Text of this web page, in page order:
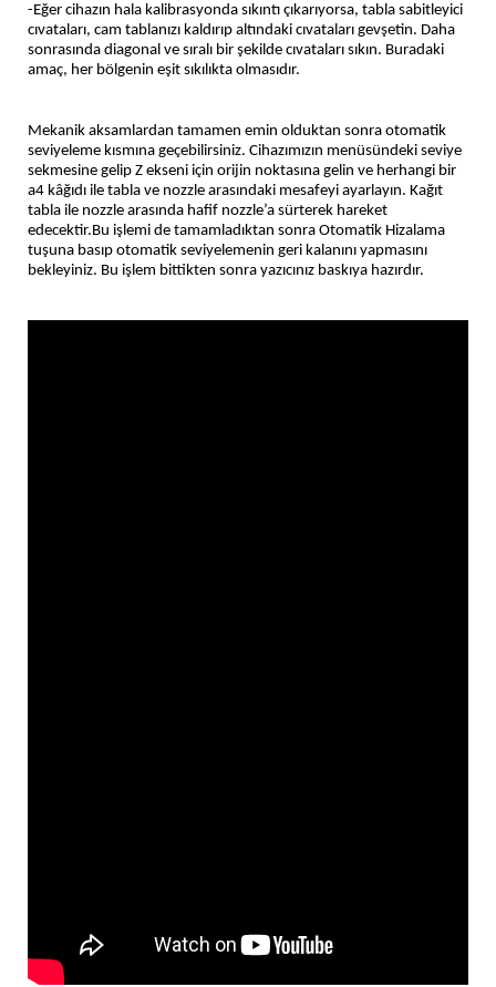
-Eğer cihazın hala kalibrasyonda sıkıntı çıkarıyorsa, tabla sabitleyici
cıvataları, cam tablanızı kaldırıp altındaki cıvataları gevşetin. Daha
sonrasında diagonal ve sıralı bir şekilde cıvataları sıkın. Buradaki
amaç, her bölgenin eşit sıkılıkta olmasıdır.
Mekanik aksamlardan tamamen emin olduktan sonra otomatik
seviyeleme kısmına geçebilirsiniz. Cihazımızın menüsündeki seviye
sekmesine gelip Z ekseni için orijin noktasına gelin ve herhangi bir
a4 kâğıdı ile tabla ve nozzle arasındaki mesafeyi ayarlayın. Kağıt
tabla ile nozzle arasında hafif nozzle’a sürterek hareket
edecektir.Bu işlemi de tamamladıktan sonra Otomatik Hizalama
tuşuna basıp otomatik seviyelemenin geri kalanını yapmasını
bekleyiniz. Bu işlem bittikten sonra yazıcınız baskıya hazırdır.